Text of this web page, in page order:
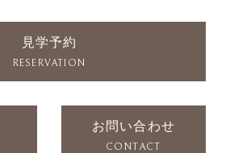
見学予約
RESERVATION
お問い合わせ
CONTACT